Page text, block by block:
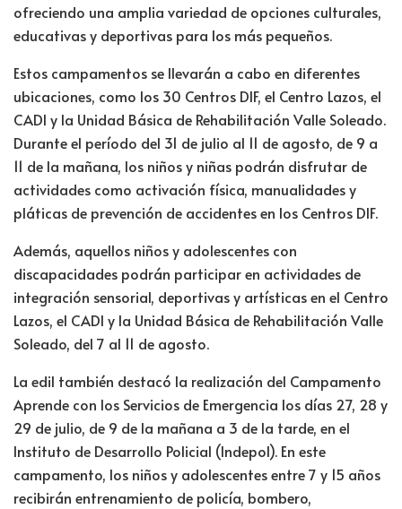
ofreciendo una amplia variedad de opciones culturales,
educativas y deportivas para los más pequeños.
Estos campamentos se llevarán a cabo en diferentes
ubicaciones, como los 30 Centros DIF, el Centro Lazos, el
CADI y la Unidad Básica de Rehabilitación Valle Soleado.
Durante el período del 31 de julio al 11 de agosto, de 9 a
11 de la mañana, los niños y niñas podrán disfrutar de
actividades como activación física, manualidades y
pláticas de prevención de accidentes en los Centros DIF.
Además, aquellos niños y adolescentes con
discapacidades podrán participar en actividades de
integración sensorial, deportivas y artísticas en el Centro
Lazos, el CADI y la Unidad Básica de Rehabilitación Valle
Soleado, del 7 al 11 de agosto.
La edil también destacó la realización del Campamento
Aprende con los Servicios de Emergencia los días 27, 28 y
29 de julio, de 9 de la mañana a 3 de la tarde, en el
Instituto de Desarrollo Policial (Indepol). En este
campamento, los niños y adolescentes entre 7 y 15 años
recibirán entrenamiento de policía, bombero,